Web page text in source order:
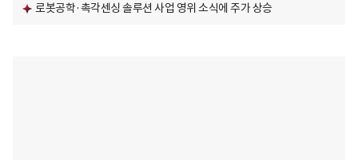
로봇공학·촉각센싱 솔루션 사업 영위 소식에 주가 상승